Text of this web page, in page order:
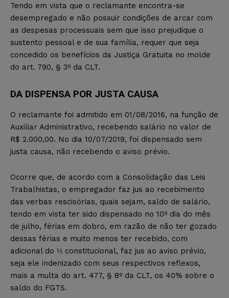
Tendo em vista que o reclamante encontra-se
desempregado e não possuir condições de arcar com
as despesas processuais sem que isso prejudique o
sustento pessoal e de sua família, requer que seja
concedido os benefícios da Justiça Gratuita no molde
do art. 790, § 3º da CLT.
DA DISPENSA POR JUSTA CAUSA
O reclamante foi admitido em 01/08/2016, na função de
Auxiliar Administrativo, recebendo salário no valor de
R$ 2.000,00. No dia 10/07/2019, foi dispensado sem
justa causa, não recebendo o aviso prévio.
Ocorre que, de acordo com a Consolidação das Leis
Trabalhistas, o empregador faz jus ao recebimento
das verbas rescisórias, quais sejam, saldo de salário,
tendo em vista ter sido dispensado no 10º dia do mês
de julho, férias em dobro, em razão de não ter gozado
dessas férias e muito menos ter recebido, com
adicional do ⅓ constitucional, faz jus ao aviso prévio,
seja ele indenizado com seus respectivos reflexos,
mais a multa do art. 477, § 8º da CLT, os 40% sobre o
saldo do FGTS.